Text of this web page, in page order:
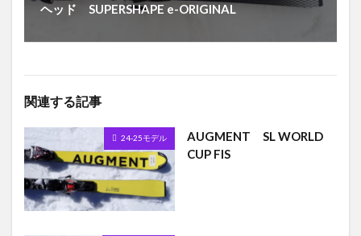
ヘッド SUPERSHAPE e-ORIGINAL
関連する記事
24-25モデル
AUGMENT SL WORLD
CUP FIS